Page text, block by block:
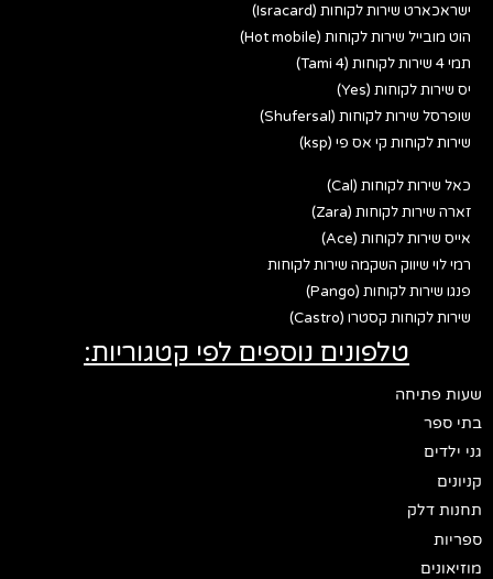
ישראכארט שירות לקוחות (Isracard)
הוט מובייל שירות לקוחות (Hot mobile)
תמי 4 שירות לקוחות (Tami 4)
יס שירות לקוחות (Yes)
שופרסל שירות לקוחות (Shufersal)
שירות לקוחות קי אס פי (ksp)
כאל שירות לקוחות (Cal)
זארה שירות לקוחות (Zara)
אייס שירות לקוחות (Ace)
רמי לוי שיווק השקמה שירות לקוחות
פנגו שירות לקוחות (Pango)
שירות לקוחות קסטרו (Castro)
טלפונים נוספים לפי קטגוריות:
שעות פתיחה
בתי ספר
גני ילדים
קניונים
תחנות דלק
ספריות
מוזיאונים